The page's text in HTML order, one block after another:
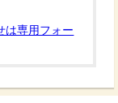
専用フォー